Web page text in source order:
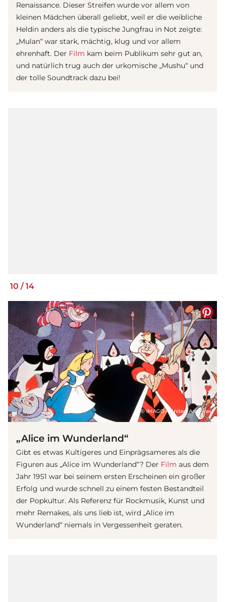
Renaissance. Dieser Streifen wurde vor allem von
kleinen Mädchen überall geliebt, weil er die weibliche
Heldin anders als die typische Jungfrau in Not zeigte:
„Mulan“ war stark, mächtig, klug und vor allem
ehrenhaft. Der Film kam beim Publikum sehr gut an,
und natürlich trug auch der urkomische „Mushu“ und
der tolle Soundtrack dazu bei!
10 /14
(© IMAGO / United Archives)
„Alice im Wunderland“
Gibt es etwas Kultigeres und Einprägsameres als die
Figuren aus „Alice im Wunderland“? Der Film aus dem
Jahr 1951 war bei seinem ersten Erscheinen ein großer
Erfolg und wurde schnell zu einem festen Bestandteil
der Popkultur. Als Referenz für Rockmusik, Kunst und
mehr Remakes, als uns lieb ist, wird „Alice im
Wunderland“ niemals in Vergessenheit geraten.